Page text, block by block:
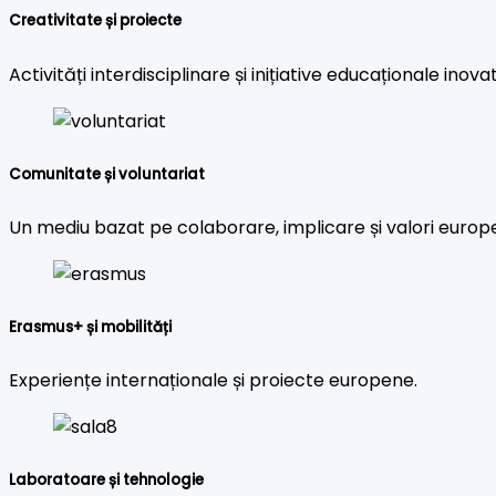
Creativitate și proiecte
Activități interdisciplinare și inițiative educaționale
Comunitate și voluntariat
Un mediu bazat pe colaborare, implicare și valori
Erasmus+ și mobilități
Experiențe internaționale și proiecte europene.
Laboratoare și tehnologie